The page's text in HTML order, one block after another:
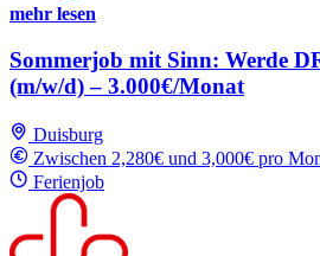
mehr lesen
Sommerjob mit Sinn: Werde
(m/w/d) – 3.000€/Monat
Duisburg
Zwischen 2,280€ und 3,000€ pro
Ferienjob